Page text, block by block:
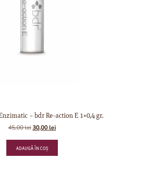
– bdr Re-action E 1×0,4 gr.
45,00lei30,00lei
ADAUGĂ ÎN COȘ